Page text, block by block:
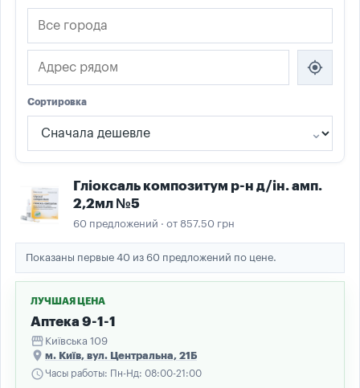
Сортировка
my_location
Гліоксаль композитум р-н д/ін. амп.
2,2мл №5
60 предложений · от 857.50 грн
Показаны первые 40 из 60 предложений по цене.
ЛУЧШАЯ ЦЕНА
Аптека 9-1-1
storefront Київська 109
place м. Київ, вул. Центральна, 21Б
scheduleЧасы работы: Пн-Нд: 08:00-21:00